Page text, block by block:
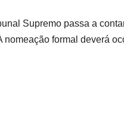
Supremo passa a
formal deverá